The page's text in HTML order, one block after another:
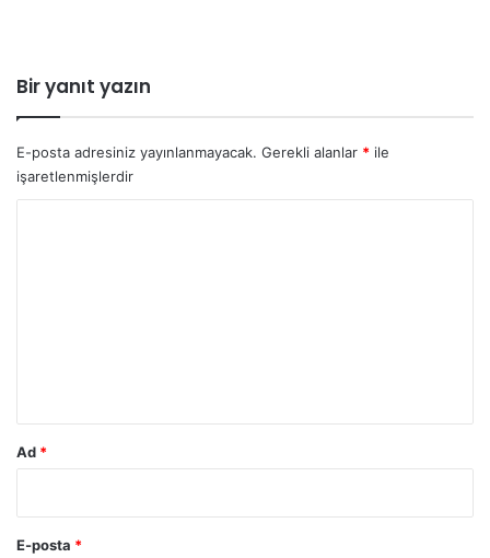
Bir yanıt yazın
E-posta adresiniz yayınlanmayacak. Gerekli alanlar * ile
işaretlenmişlerdir
Ad *
E-posta *